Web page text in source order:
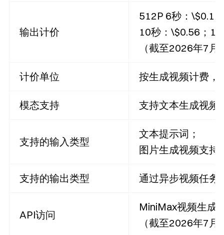
输出计价
512P 6秒：
10秒：\$0.56；
（截至2026年7月
计价单位 按生成视频计费，
模态支持 支持文本生成视频
支持的输入类型
文本提示词；
图片生成视频支持
支持的输出类型 通过异步视频任务
API访问
MiniMax视频生成
（截至2026年7月